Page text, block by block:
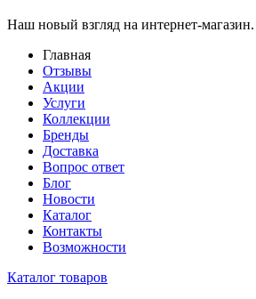
Наш новый взгляд на интернет-магазин.
Главная
Отзывы
Акции
Услуги
Коллекции
Бренды
Доставка
Вопрос ответ
Блог
Новости
Каталог
Контакты
Возможности
Каталог товаров